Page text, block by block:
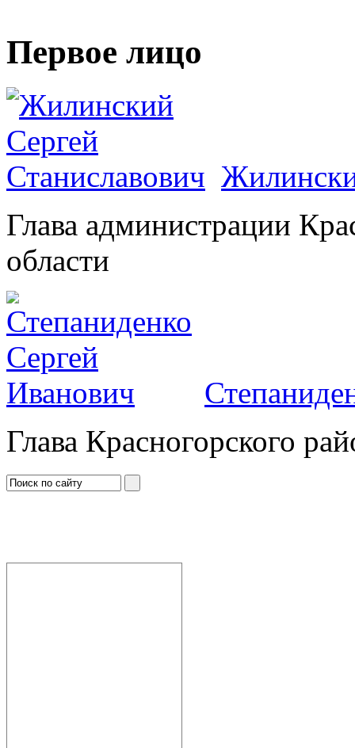
Первое лицо
Глава администрации
области
Глава Красногорского